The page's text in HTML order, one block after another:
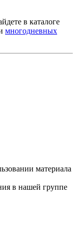
в каталоге
многодневных
материала
в нашей группе